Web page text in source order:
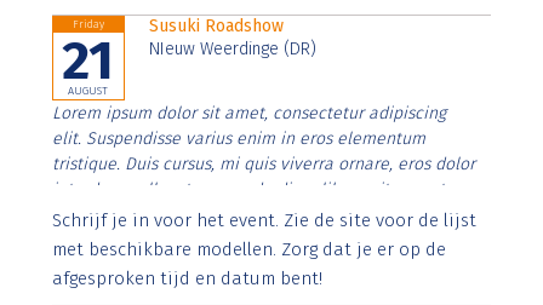
Friday
21
AUGUST
Susuki Roadshow
NIeuw Weerdinge (DR)
Lorem ipsum dolor sit amet, consectetur adipiscing
elit. Suspendisse varius enim in eros elementum
tristique. Duis cursus, mi quis viverra ornare, eros dolor
interdum nulla, ut commodo diam libero vitae erat.
Aenean faucibus nibh et justo cursus id rutrum lorem
imperdiet. Nunc ut sem vitae risus tristique posuere.
Schrijf je in voor het event. Zie de site voor de lijst
met beschikbare modellen. Zorg dat je er op de
afgesproken tijd en datum bent!